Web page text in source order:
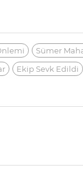
Sümer
Ekip Sevk Edildi